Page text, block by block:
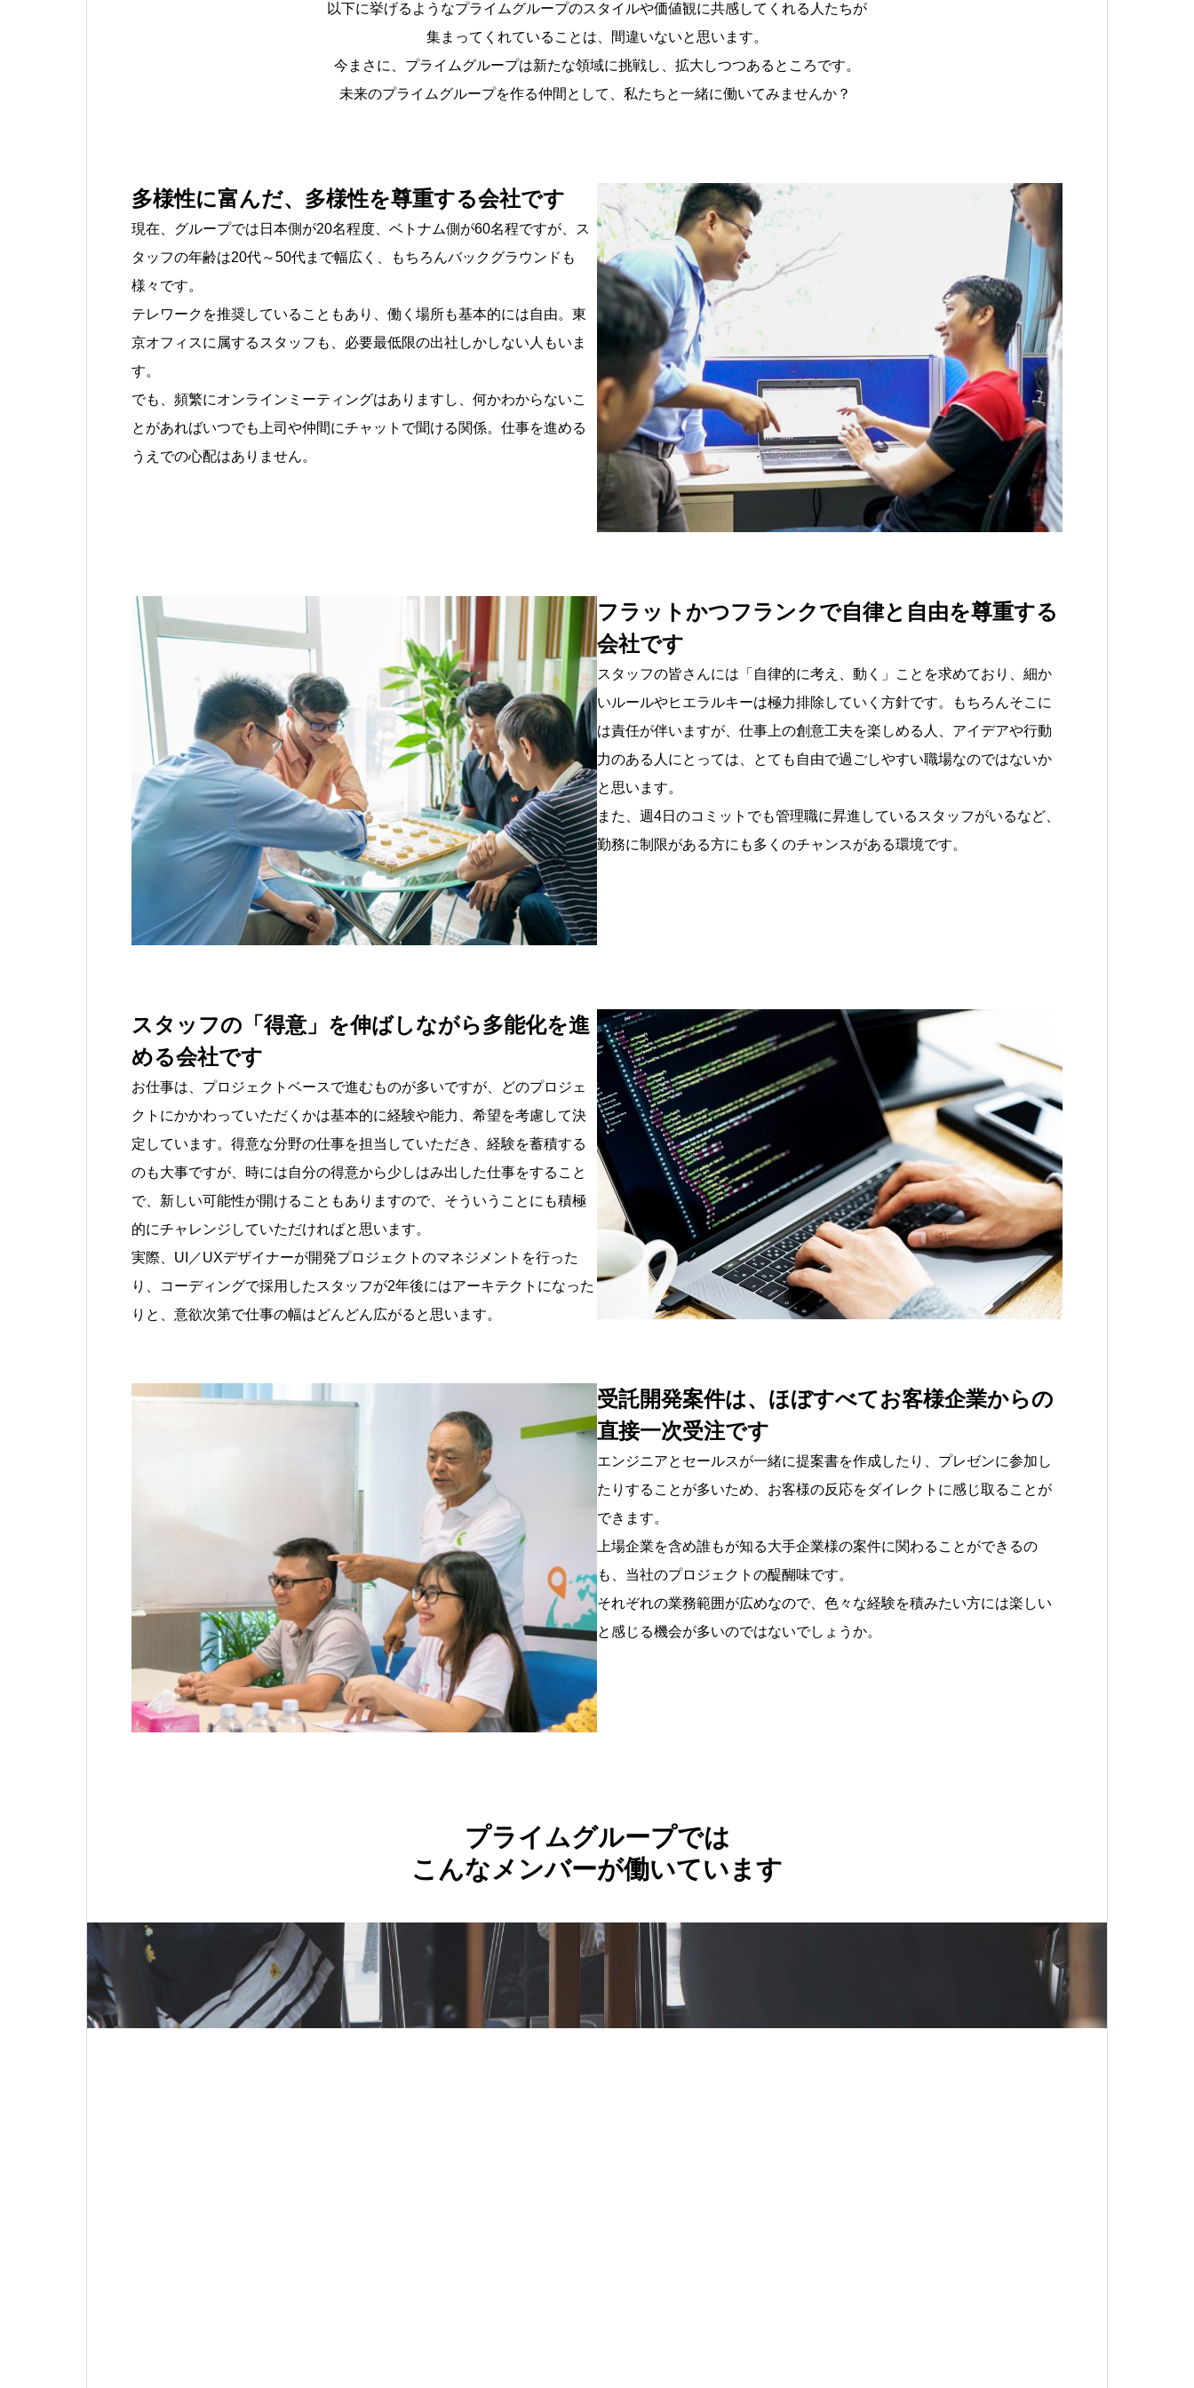
以下に挙げるようなプライムグループのスタイルや価値観に共感してくれる人たちが
集まってくれていることは、間違いないと思います。
今まさに、プライムグループは新たな領域に挑戦し、拡大しつつあるところです。
未来のプライムグループを作る仲間として、私たちと一緒に働いてみませんか？
多様性に富んだ、多様性を尊重する会社です
現在、グループでは日本側が20名程度、ベトナム側が60名程ですが、ス
タッフの年齢は20代～50代まで幅広く、もちろんバックグラウンドも
様々です。
テレワークを推奨していることもあり、働く場所も基本的には自由。東
京オフィスに属するスタッフも、必要最低限の出社しかしない人もいま
す。
でも、頻繁にオンラインミーティングはありますし、何かわからないこ
とがあればいつでも上司や仲間にチャットで聞ける関係。仕事を進める
うえでの心配はありません。
フラットかつフランクで自律と自由を尊重する
会社です
スタッフの皆さんには「自律的に考え、動く」ことを求めており、細か
いルールやヒエラルキーは極力排除していく方針です。もちろんそこに
は責任が伴いますが、仕事上の創意工夫を楽しめる人、アイデアや行動
力のある人にとっては、とても自由で過ごしやすい職場なのではないか
と思います。
また、週4日のコミットでも管理職に昇進しているスタッフがいるなど、
勤務に制限がある方にも多くのチャンスがある環境です。
スタッフの「得意」を伸ばしながら多能化を進
める会社です
お仕事は、プロジェクトベースで進むものが多いですが、どのプロジェ
クトにかかわっていただくかは基本的に経験や能力、希望を考慮して決
定しています。得意な分野の仕事を担当していただき、経験を蓄積する
のも大事ですが、時には自分の得意から少しはみ出した仕事をすること
で、新しい可能性が開けることもありますので、そういうことにも積極
的にチャレンジしていただければと思います。
実際、UI／UXデザイナーが開発プロジェクトのマネジメントを行った
り、コーディングで採用したスタッフが2年後にはアーキテクトになった
りと、意欲次第で仕事の幅はどんどん広がると思います。
受託開発案件は、ほぼすべてお客様企業からの
直接一次受注です
エンジニアとセールスが一緒に提案書を作成したり、プレゼンに参加し
たりすることが多いため、お客様の反応をダイレクトに感じ取ることが
できます。
上場企業を含め誰もが知る大手企業様の案件に関わることができるの
も、当社のプロジェクトの醍醐味です。
それぞれの業務範囲が広めなので、色々な経験を積みたい方には楽しい
と感じる機会が多いのではないでしょうか。
プライムグループでは
こんなメンバーが働いています